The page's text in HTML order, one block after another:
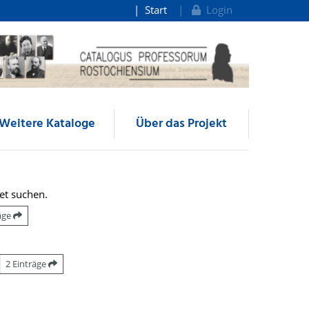
Start Login
Kataloge Über das Projekt
suchen.
2 Einträge